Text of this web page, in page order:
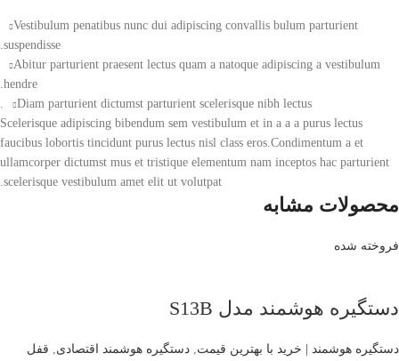
Vestibulum penatibus nunc dui adipiscing convallis bulum parturient
suspendisse.
Abitur parturient praesent lectus quam a natoque adipiscing a vestibulum
hendre.
Diam parturient dictumst parturient scelerisque nibh lectus.
Scelerisque adipiscing bibendum sem vestibulum et in a a a purus lectus
faucibus lobortis tincidunt purus lectus nisl class eros.Condimentum a et
ullamcorper dictumst mus et tristique elementum nam inceptos hac parturient
scelerisque vestibulum amet elit ut volutpat.
محصولات مشابه
فروخته شده
دستگیره هوشمند مدل S13B
دستگیره هوشمند | خرید با بهترین قیمت, دستگیره هوشمند اقتصادی, قفل